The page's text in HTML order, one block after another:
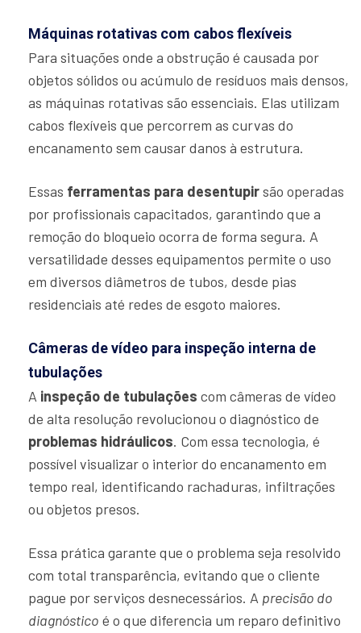
Máquinas rotativas com cabos flexíveis
Para situações onde a obstrução é causada por
objetos sólidos ou acúmulo de resíduos mais densos,
as máquinas rotativas são essenciais. Elas utilizam
cabos flexíveis que percorrem as curvas do
encanamento sem causar danos à estrutura.
Essas ferramentas para desentupirsão operadas
por profissionais capacitados, garantindo que a
remoção do bloqueio ocorra de forma segura. A
versatilidade desses equipamentos permite o uso
em diversos diâmetros de tubos, desde pias
residenciais até redes de esgoto maiores.
Câmeras de vídeo para inspeção interna de
tubulações
A inspeção de tubulações com câmeras de vídeo
de alta resolução revolucionou o diagnóstico de
problemas hidráulicos. Com essa tecnologia, é
possível visualizar o interior do encanamento em
tempo real, identificando rachaduras, infiltrações
ou objetos presos.
Essa prática garante que o problema seja resolvido
com total transparência, evitando que o cliente
pague por serviços desnecessários. A precisão do
diagnóstico é o que diferencia um reparo definitivo